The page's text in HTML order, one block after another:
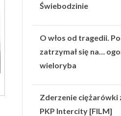
Świebodzinie
O włos od tragedii.
zatrzymał się na…
wieloryba
Zderzenie ciężarówki
PKP Intercity [FILM]